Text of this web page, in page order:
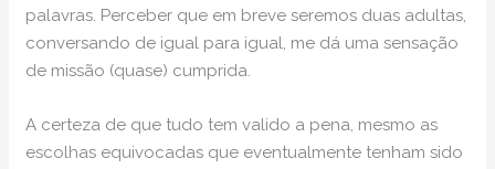
palavras. Perceber que em breve seremos duas adultas,
conversando de igual para igual, me dá uma sensação
de missão (quase) cumprida.
A certeza de que tudo tem valido a pena, mesmo as
escolhas equivocadas que eventualmente tenham sido